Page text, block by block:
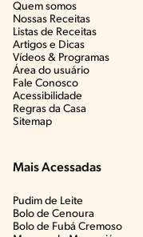
Quem somos
Nossas Receitas
Listas de Receitas​
Artigos e Dicas​
Vídeos & Programas​
Área do usuário
Fale Conosco
Acessibilidade
Regras da Casa
Sitemap
Mais Acessadas
Pudim de Leite
Bolo de Cenoura
Bolo de Fubá Cremoso